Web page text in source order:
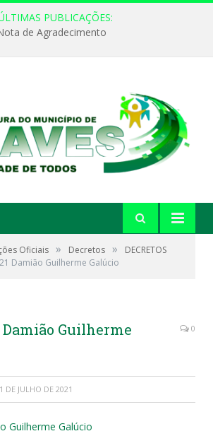
PUBLICAÇÕES:
de Agradecimento
Oficiais » Decretos »
DECRETOS
Damião Guilherme Galúcio
Damião Guilherme
0
DE JULHO DE 2021
Guilherme Galúcio